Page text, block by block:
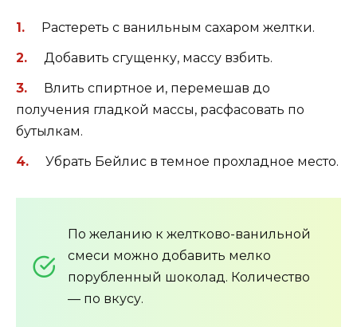
Растереть с ванильным сахаром желтки.
Добавить сгущенку, массу взбить.
Влить спиртное и, перемешав до
получения гладкой массы, расфасовать по
бутылкам.
Убрать Бейлис в темное прохладное место.
По желанию к желтково-ванильной
смеси можно добавить мелко
порубленный шоколад. Количество
— по вкусу.